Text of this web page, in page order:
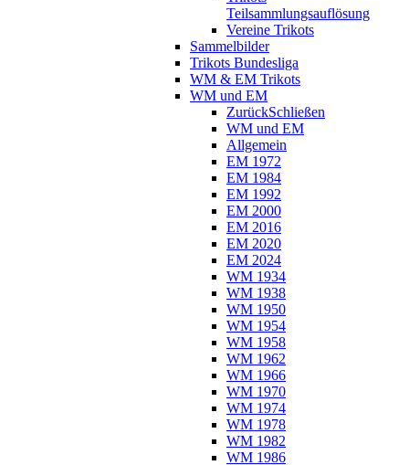
Teilsammlungsauflösung
Vereine Trikots
Sammelbilder
Trikots Bundesliga
WM & EM Trikots
WM und EM
ZurückSchließen
WM und EM
Allgemein
EM 1972
EM 1984
EM 1992
EM 2000
EM 2016
EM 2020
EM 2024
WM 1934
WM 1938
WM 1950
WM 1954
WM 1958
WM 1962
WM 1966
WM 1970
WM 1974
WM 1978
WM 1982
WM 1986